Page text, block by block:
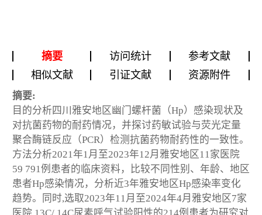
摘要 访问统计
参考文献
相似文献
引证文献 资源附件
摘要:
目的分析四川雅安地区幽门螺杆菌（Hp）感染现状及
对抗菌药物的耐药情况，并探讨药敏试验与荧光定量
聚合酶链反应（PCR）检测抗菌药物耐药性的一致性。
方法分析2021年1月至2023年12月雅安地区11家医院
59 791例患者的临床资料，比较不同性别、年龄、地区
患者Hp感染情况，分析近3年雅安地区Hp感染率变化
趋势。同时,选取2023年11月至2024年4月雅安地区7家